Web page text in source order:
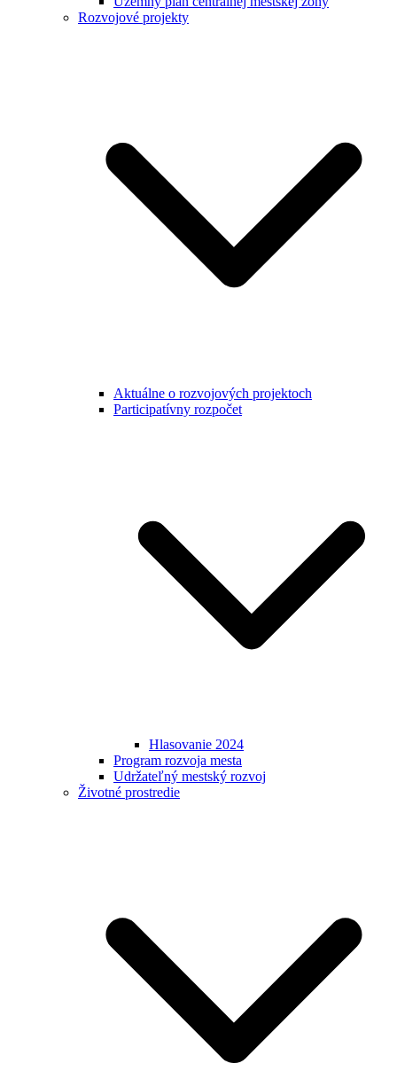
Rozvojové projekty
Aktuálne o rozvojových projektoch
Participatívny rozpočet
Hlasovanie 2024
Program rozvoja mesta
Udržateľný mestský rozvoj
Životné prostredie